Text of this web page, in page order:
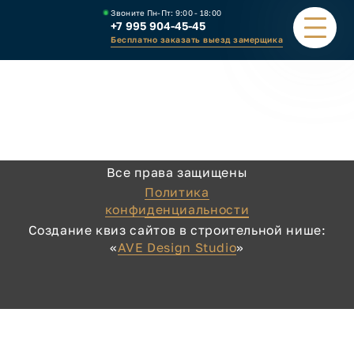
Звоните Пн-Пт: 9:00 - 18:00
+7 995 904-45-45
Бесплатно заказать выезд замерщика
КАЛЬКУЛЯТОР
КАК ЗАКАЗАТЬ
Все права защищены
Политика
конфиденциальности
Создание квиз сайтов в строительной нише:
«AVE Design Studio»